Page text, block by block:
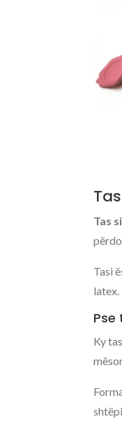
Tas
Tasi
latex.
Pse
Ky